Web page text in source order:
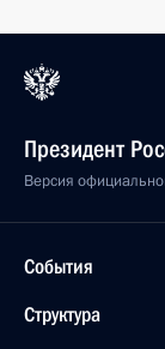
Президент
Версия
События
Структура